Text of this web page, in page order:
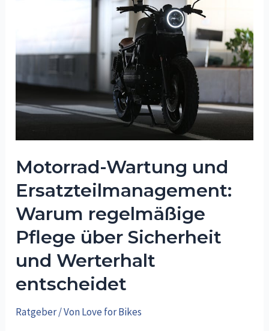
Motorrad-Wartung und
Ersatzteilmanagement:
Warum regelmäßige
Pflege über Sicherheit
und Werterhalt
entscheidet
Ratgeber/ VonLove for Bikes